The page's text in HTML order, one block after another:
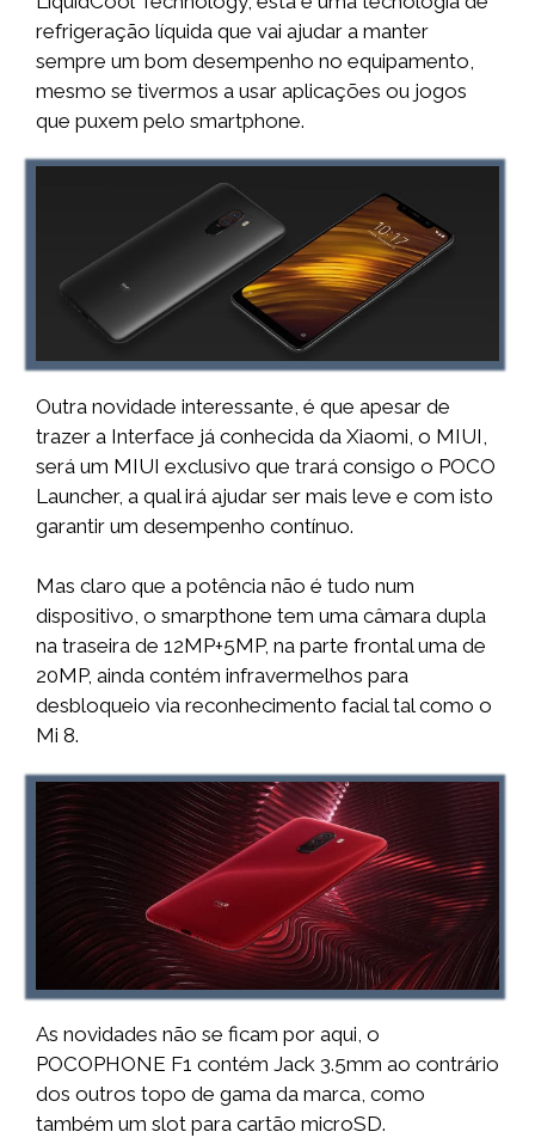
refrigeração líquida que vai ajudar a manter
sempre um bom desempenho no equipamento,
mesmo se tivermos a usar aplicações ou jogos
que puxem pelo smartphone.
Outra novidade interessante, é que apesar de
trazer a Interface já conhecida da Xiaomi, o MIUI,
será um MIUI exclusivo que trará consigo o POCO
Launcher, a qual irá ajudar ser mais leve e com isto
garantir um desempenho contínuo.
Mas claro que a potência não é tudo num
dispositivo, o smarpthone tem uma câmara dupla
na traseira de 12MP+5MP, na parte frontal uma de
20MP, ainda contém infravermelhos para
desbloqueio via reconhecimento facial tal como o
Mi 8.
As novidades não se ficam por aqui, o
POCOPHONE F1 contém Jack 3.5mm ao contrário
dos outros topo de gama da marca, como
também um slot para cartão microSD.